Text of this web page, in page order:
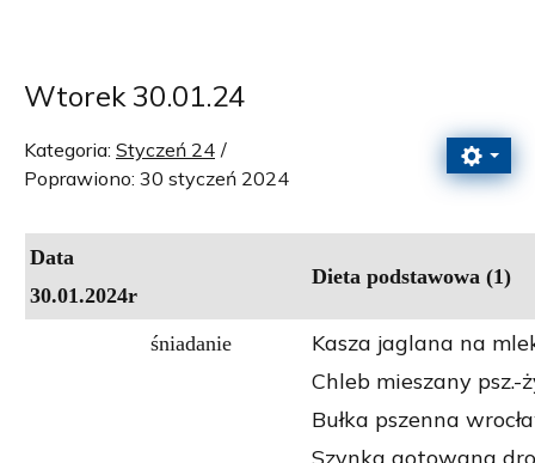
Wtorek 30.01.24
Kategoria: Styczeń 24
Poprawiono: 30 styczeń 2024
Data
30.01.2024r
Dieta podstawowa (1)
śniadanie
Kasza jaglana na
Chleb mieszany psz.-
Bułka pszenna